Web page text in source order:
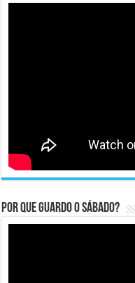
Por que guardo o Sábado?